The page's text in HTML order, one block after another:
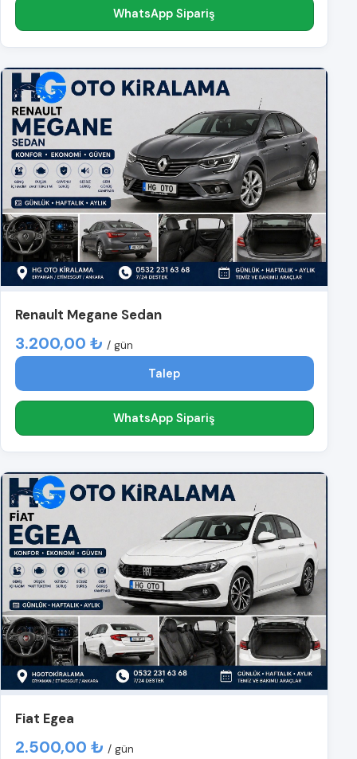
WhatsApp Sipariş
Renault Megane Sedan
3.200,00 ₺ / gün
Talep
WhatsApp Sipariş
Fiat Egea
2.500,00 ₺ / gün